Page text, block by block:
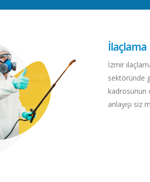
İlaçlama
İzmir
sektöründe
kadrosunun
anlayışı siz